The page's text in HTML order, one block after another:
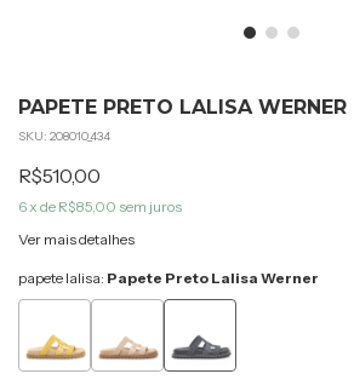
PAPETE PRETO LALISA WERNER
SKU: 208010_434
R$510,00
6 x de R$85,00 sem juros
Ver mais detalhes
papete lalisa: Papete Preto Lalisa Werner